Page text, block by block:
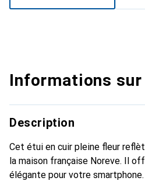
Informations
Description
Cet étui en cuir pleine fleur
la maison française Noreve. Il
élégante pour votre